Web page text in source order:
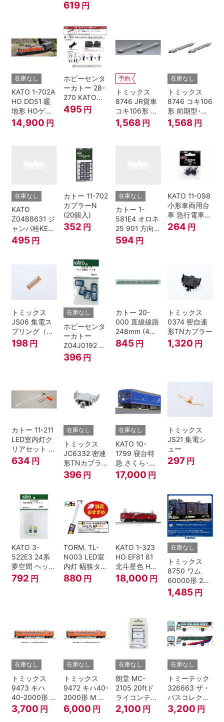
619 円
在庫なし
KATO 1-702A
HO DD51 暖
地形 HOゲー
ジ
14,900 円
ホビーセンタ
ーカトー 28-
270 KATOナ
ックルカプラ
ー 黒 センタ
495 円
予約
トミックス
8746 JR貨車
コキ106形 前
期型･新塗装･
コンテナな
1,568 円
在庫なし
トミックス
8746 コキ106
形 前期型･新
塗装･コンテ
ナなし･2両セ
1,568 円
在庫なし
KATO
Z04B8631 ジ
ャンパ栓KE76
濃青 ランナー
495 円
カトー 11-702
カプラーN
(20個入)
352 円
在庫なし
カトー 1-
581E4 オロネ
25 901 方向
幕 4両分
594 円
KATO 11-098
小形車両用台
車 急行電車1
Bトレインシ
ョーティー 対
264 円
トミックス
JS06 集電ス
プリング（Ｌ
=7.5mm・4個
198 円
在庫なし
ホビーセンタ
ーカトー
Z04J0192 ク
モハ115 横須
賀色 ジャンパ
396 円
カトー 20-
000 直線線路
248mm (4本
入) Nゲージ
845 円
トミックス
0374 密自連
形TNカプラー
1,320 円
カトー 11-211
LED室内灯ク
リアセット N
ゲージ
634 円
在庫なし
トミックス
JC6332 密連
形TNカプラー
(SPグレー電
連付・211系)
396 円
在庫なし
KATO 10-
1799 寝台特
急 さくら･は
やぶさ/富士
24系 9両セッ
17,000 円
トミックス
JS21 集電シ
ュー
297 円
KATO 3-
522E3 24系
夢空間 ヘッド
マーク 4種各1
792 円
TORM. TL-
N003 LED室
内灯 幅狭タイ
プ・電球色 1
本 鉄道模型
880 円
KATO 1-323
HO EF81 81
北斗星色 HO
ゲージ
18,000 円
在庫なし
トミックス
8750 ワム
60000形 2両
セット Nゲー
ジ
1,485 円
在庫なし
トミックス
9473 キハ
40-2000形 T
Nゲージ
3,700 円
在庫なし
トミックス
9472 キハ40-
2000形 M N
ゲージ
6,000 円
在庫なし
朗堂 MC-
2105 20ftド
ライコンテナ
タイプ
TRANCY
2,100 円
在庫なし
トミーテック
326663 ザ・
バスコレクシ
ョン 西日本鉄
道・九州産交
3,200 円